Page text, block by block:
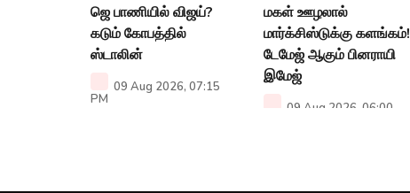
ஜெ பாணியில் விஜய்?
கடும் கோபத்தில்
ஸ்டாலின்
09 Aug 2026, 07:15
PM
மகள் ஊழலால்
மார்க்சிஸ்டுக்கு களங்கம்!
டேமேஜ் ஆகும் பினராயி
இமேஜ்
09 Aug 2026, 06:00